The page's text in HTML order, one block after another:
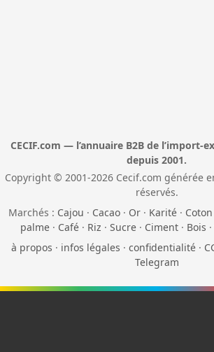
CECIF.com — l’annuaire B2B de l’import-
depuis 2001.
Copyright © 2001-2026 Cecif.com générée
réservés.
Marchés : Cajou · Cacao · Or · Karité · Coton
palme· Café· Riz · Sucre· Ciment· Bois ·
à propos · infos légales · confidentialité ·
Telegram